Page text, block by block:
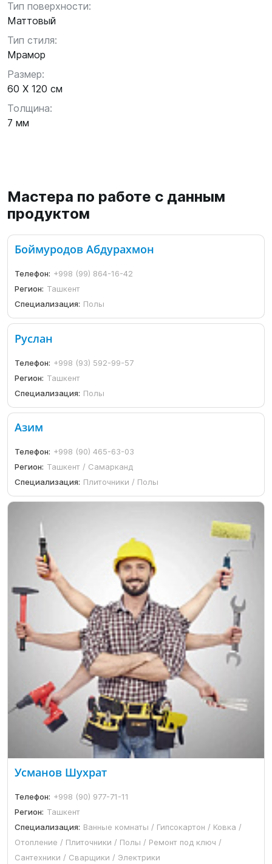
Тип поверхности:
Маттовый
Тип стиля:
Мрамор
Размер:
60 X 120 см
Толщина:
7 мм
Мастера по работе с данным
продуктом
Боймуродов Абдурахмон
Телефон: +998 (99) 864-16-42
Регион: Ташкент
Специализация: Полы
Руслан
Телефон: +998 (93) 592-99-57
Регион: Ташкент
Специализация: Полы
Азим
Телефон: +998 (90) 465-63-03
Регион: Ташкент / Самарканд
Специализация: Плиточники / Полы
Усманов Шухрат
Телефон: +998 (90) 977-71-11
Регион: Ташкент
Специализация: Ванные комнаты / Гипсокартон / Ковка /
Отопление / Плиточники / Полы / Ремонт под ключ /
Сантехники / Сварщики / Электрики